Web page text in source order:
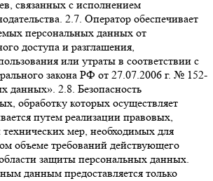
связанных с исполнением
2.7. Оператор обеспечивает
персональных данных от
доступа и разглашения,
или утраты в соответствии с
закона РФ от 27.07.2006 г. № 152-
данных». 2.8. Безопасность
обработку которых осуществляет
путем реализации правовых,
мер, необходимых для
объеме требований действующего
области защиты персональных данных.
данным предоставляется только